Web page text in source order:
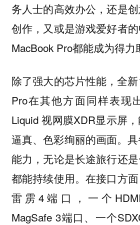
务人士的高效办公，还是
创作，又或是游戏爱好者
MacBook Pro都能成为得力
除了强大的芯片性能，全
Pro在其他方面同样表现
Liquid 视网膜XDR显示屏
逼真、色彩绚丽的画面。
能力，无论是长途旅行还是
都能持续使用。在接口方
雷雳4端口，一个
MagSafe 3端口、一个